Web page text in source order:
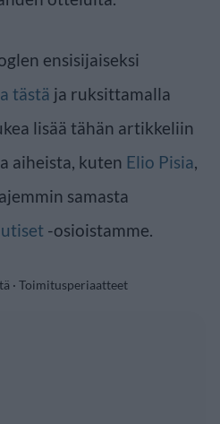
ensisijaiseksi
tästä ja ruksittamalla
lisää tähän artikkeliin
aiheista, kuten Elio Pisia,
samasta
-osioistamme.
· Toimitusperiaatteet